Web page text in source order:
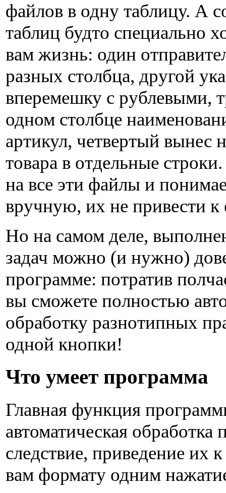
файлов в одну таблицу. А
таблиц будто специально
вам жизнь: один
разных столбца, другой
вперемешку с рублевыми,
одном столбце
артикул, четвертый вынес
товара в отдельные
на все эти файлы и
вручную, их не привести к
Но на самом деле,
задач можно (и нужно)
программе: потратив
вы сможете полностью
обработку разнотипных
одной кнопки!
Что умеет программа
Главная функция
автоматическая обработка
следствие, приведение их
вам формату одним